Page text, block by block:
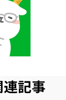
記事